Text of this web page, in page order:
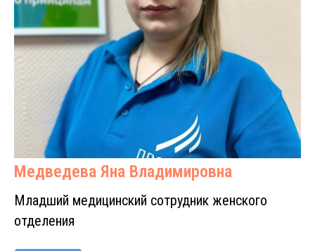
Медведева Яна Владимировна
Младший медицинский сотрудник женского
отделения